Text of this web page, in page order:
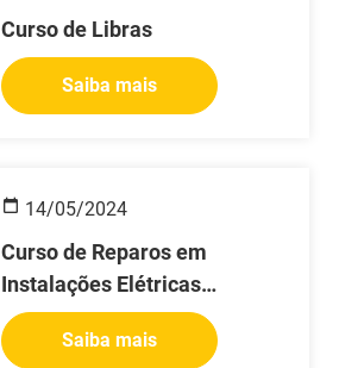
Curso de Libras
Saiba mais
14/05/2024
Curso de Reparos em
Instalações Elétricas
Residenciais
Saiba mais